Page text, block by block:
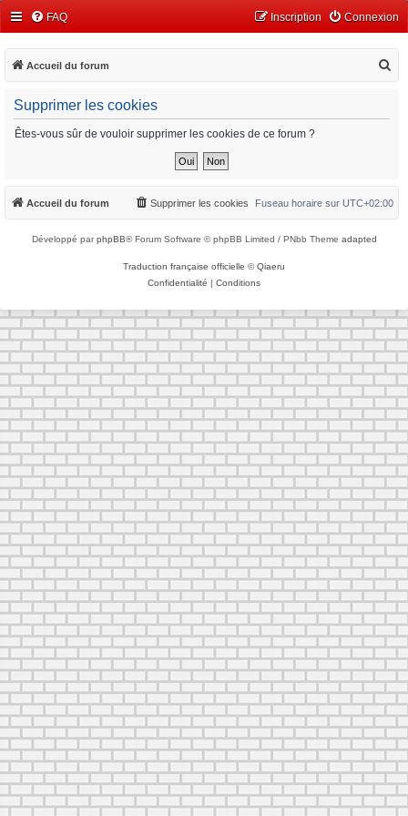
FAQ Connexion
Inscription
Accueil du forum
h
Supprimer les cookies
Êtes-vous sûr de vouloir supprimer les cookies de ce forum ?
Accueil du forum Fuseau horaire sur UTC+02:00
Supprimer les cookies
Développé parphpBB® Forum Software © phpBB Limited / PNbb Theme adapted
Traduction française officielle ©Qiaeru
Confidentialité | Conditions